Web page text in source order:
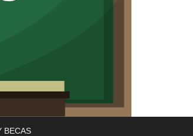
BECAS